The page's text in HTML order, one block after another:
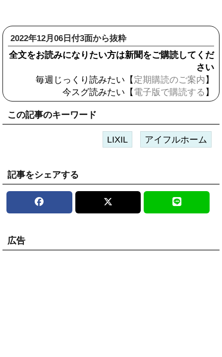
2022年12月06日付3面から抜粋
全文をお読みになりたい方は新聞をご購読してくだ
さい
毎週じっくり読みたい【 定期購読のご案内 】
今スグ読みたい【 電子版で購読する 】
この記事のキーワード
LIXIL アイフルホーム
記事をシェアする
広告